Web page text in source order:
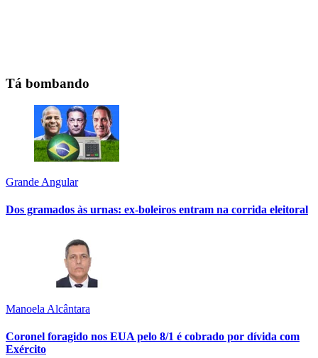
Tá bombando
Grande Angular
Dos gramados às urnas: ex-boleiros entram na corrida eleitoral
Manoela Alcântara
Coronel foragido nos EUA pelo 8/1 é cobrado por dívida com
Exército